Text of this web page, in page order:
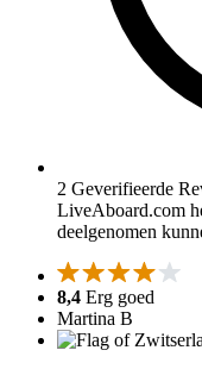
2 Geverifieerde
LiveAboard.com
deelgenomen
8,4 Erg goed
Martina B